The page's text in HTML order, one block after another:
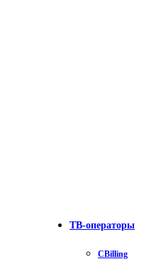
ТВ-операторы
CBilling